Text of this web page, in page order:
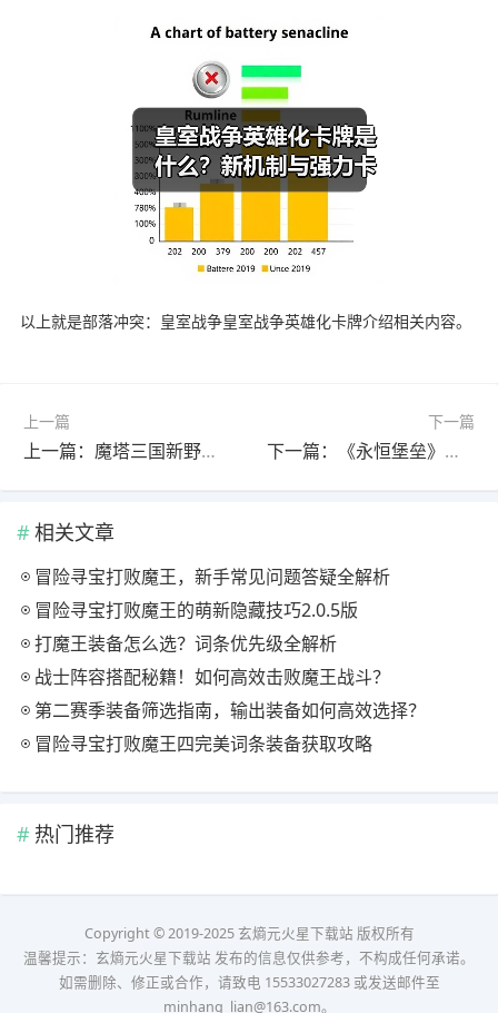
以上就是部落冲突：皇室战争皇室战争英雄化卡牌介绍相关内容。
上一篇
上一篇：魔塔三国新野中转站1星地图全路线解析：避坑指南
下一篇
下一篇：《永恒堡垒》全怪物图鉴解析：哪些怪物最难对付？
相关文章
冒险寻宝打败魔王，新手常见问题答疑全解析
冒险寻宝打败魔王的萌新隐藏技巧2.0.5版
打魔王装备怎么选？词条优先级全解析
战士阵容搭配秘籍！如何高效击败魔王战斗？
第二赛季装备筛选指南，输出装备如何高效选择？
冒险寻宝打败魔王四完美词条装备获取攻略
热门推荐
Copyright © 2019-2025 玄熵元火星下载站 版权所有
温馨提示：玄熵元火星下载站 发布的信息仅供参考，不构成任何承诺。
如需删除、修正或合作，请致电 15533027283 或发送邮件至
minhang_lian@163.com。